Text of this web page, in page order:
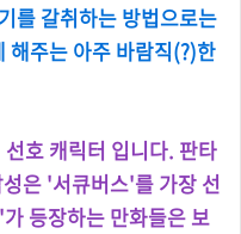
를 갈취하는 방법으로는
해주는 아주 바람직(?)한
호 캐릭터 입니다. 판타
은 '서큐버스'를 가장 선
등장하는 만화들은 보